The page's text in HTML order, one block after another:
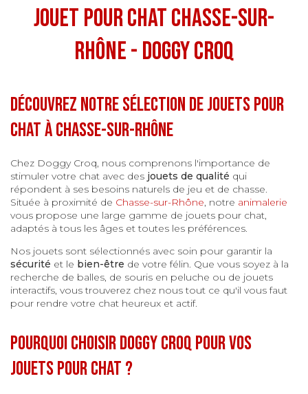
Jouet pour chat Chasse-sur-
Rhône - Doggy Croq
Découvrez notre sélection de jouets pour
chat à Chasse-sur-Rhône
Chez Doggy Croq, nous comprenons l'importance de
stimuler votre chat avec des jouets de qualité qui
répondent à ses besoins naturels de jeu et de chasse.
Située à proximité de Chasse-sur-Rhône, notre animalerie
vous propose une large gamme de jouets pour chat,
adaptés à tous les âges et toutes les préférences.
Nos jouets sont sélectionnés avec soin pour garantir la
sécurité et le bien-être de votre félin. Que vous soyez à la
recherche de balles, de souris en peluche ou de jouets
interactifs, vous trouverez chez nous tout ce qu'il vous faut
pour rendre votre chat heureux et actif.
Pourquoi choisir Doggy Croq pour vos
jouets pour chat ?